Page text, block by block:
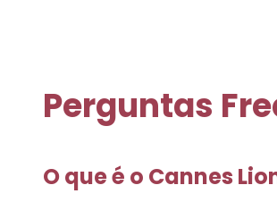
Perguntas
O que é o Cannes